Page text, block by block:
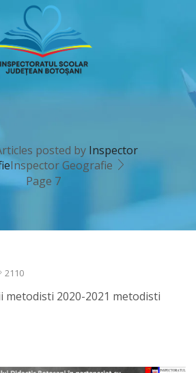
posted by Inspector
Inspector Geografie
Page 7
2110
2020-2021 metodisti